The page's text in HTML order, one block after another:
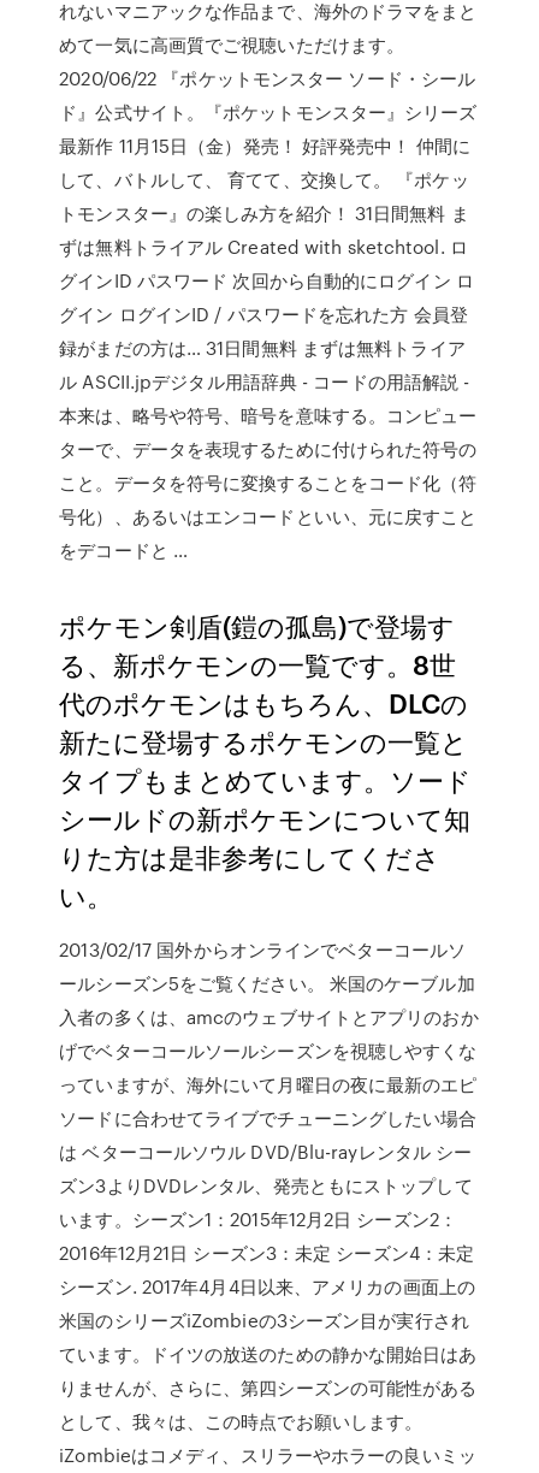
れないマニアックな作品まで、海外のドラマをまと
めて一気に高画質でご視聴いただけます。
2020/06/22 『ポケットモンスター ソード・シール
ド』公式サイト。『ポケットモンスター』シリーズ
最新作 11月15日（金）発売！ 好評発売中！ 仲間に
して、バトルして、 育てて、交換して。 『ポケッ
トモンスター』の楽しみ方を紹介！ 31日間無料 ま
ずは無料トライアル Created with sketchtool. ロ
グインID パスワード 次回から自動的にログイン ロ
グイン ログインID / パスワードを忘れた方 会員登
録がまだの方は… 31日間無料 まずは無料トライア
ル ASCII.jpデジタル用語辞典 - コードの用語解説 -
本来は、略号や符号、暗号を意味する。コンピュー
ターで、データを表現するために付けられた符号の
こと。データを符号に変換することをコード化（符
号化）、あるいはエンコードといい、元に戻すこと
をデコードと …
ポケモン剣盾(鎧の孤島)で登場す
る、新ポケモンの一覧です。8世
代のポケモンはもちろん、DLCの
新たに登場するポケモンの一覧と
タイプもまとめています。ソード
シールドの新ポケモンについて知
りた方は是非参考にしてくださ
い。
2013/02/17 国外からオンラインでベターコールソ
ールシーズン5をご覧ください。 米国のケーブル加
入者の多くは、amcのウェブサイトとアプリのおか
げでベターコールソールシーズンを視聴しやすくな
っていますが、海外にいて月曜日の夜に最新のエピ
ソードに合わせてライブでチューニングしたい場合
は ベターコールソウル DVD/Blu-rayレンタル シー
ズン3よりDVDレンタル、発売ともにストップして
います。シーズン1：2015年12月2日 シーズン2：
2016年12月21日 シーズン3：未定 シーズン4：未定
シーズン. 2017年4月4日以来、アメリカの画面上の
米国のシリーズiZombieの3シーズン目が実行され
ています。ドイツの放送のための静かな開始日はあ
りませんが、さらに、第四シーズンの可能性がある
として、我々は、この時点でお願いします。
iZombieはコメディ、スリラーやホラーの良いミッ